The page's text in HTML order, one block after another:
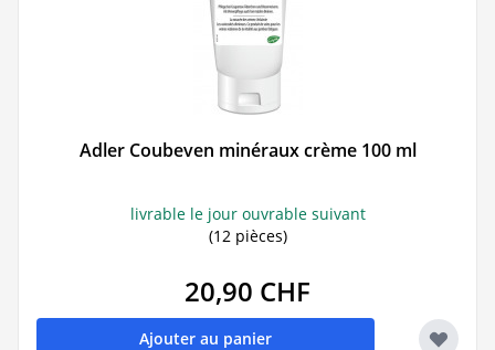
Adler Coubeven minéraux crème 100 ml
livrable le jour ouvrable suivant
(12 pièces)
20,90 CHF
Ajouter au panier